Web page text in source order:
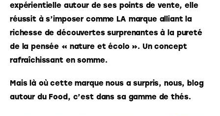
expérientielle autour de ses points de vente, elle
réussit à s’imposer comme LA marque alliant la
richesse de découvertes surprenantes à la pureté
de la pensée « nature et écolo ». Un concept
rafraîchissant en somme.
Mais là où cette marque nous a surpris, nous, blog
autour du Food, c’est dans sa gamme de thés.